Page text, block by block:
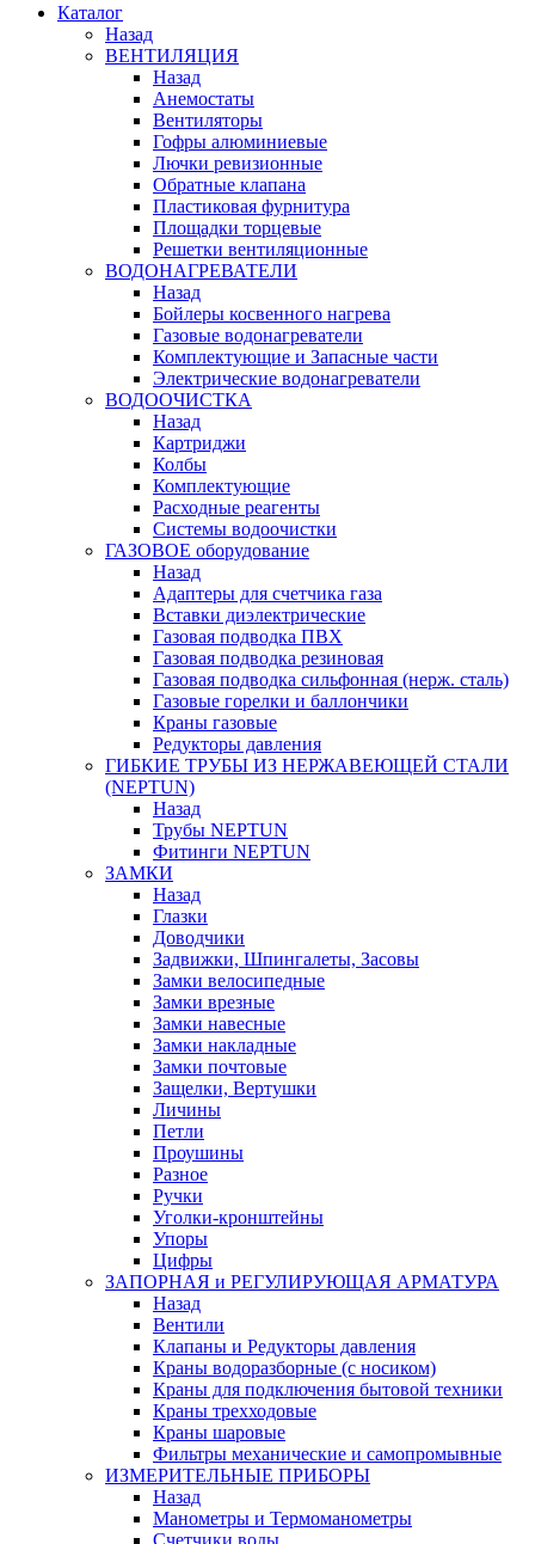
Каталог
Назад
ВЕНТИЛЯЦИЯ
Назад
Анемостаты
Вентиляторы
Гофры алюминиевые
Лючки ревизионные
Обратные клапана
Пластиковая фурнитура
Площадки торцевые
Решетки вентиляционные
ВОДОНАГРЕВАТЕЛИ
Назад
Бойлеры косвенного нагрева
Газовые водонагреватели
Комплектующие и Запасные части
Электрические водонагреватели
ВОДООЧИСТКА
Назад
Картриджи
Колбы
Комплектующие
Расходные реагенты
Системы водоочистки
ГАЗОВОЕ оборудование
Назад
Адаптеры для счетчика газа
Вставки диэлектрические
Газовая подводка ПВХ
Газовая подводка резиновая
Газовая подводка сильфонная (нерж. сталь)
Газовые горелки и баллончики
Краны газовые
Редукторы давления
ГИБКИЕ ТРУБЫ ИЗ НЕРЖАВЕЮЩЕЙ СТАЛИ
(NEPTUN)
Назад
Трубы NEPTUN
Фитинги NEPTUN
ЗАМКИ
Назад
Глазки
Доводчики
Задвижки, Шпингалеты, Засовы
Замки велосипедные
Замки врезные
Замки навесные
Замки накладные
Замки почтовые
Защелки, Вертушки
Личины
Петли
Проушины
Разное
Ручки
Уголки-кронштейны
Упоры
Цифры
ЗАПОРНАЯ и РЕГУЛИРУЮЩАЯ АРМАТУРА
Назад
Вентили
Клапаны и Редукторы давления
Краны водоразборные (с носиком)
Краны для подключения бытовой техники
Краны трехходовые
Краны шаровые
Фильтры механические и самопромывные
ИЗМЕРИТЕЛЬНЫЕ ПРИБОРЫ
Назад
Манометры и Термоманометры
Счетчики воды